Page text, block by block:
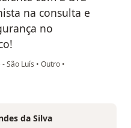
na consulta e
no
São Luís • Outro •
da Silva